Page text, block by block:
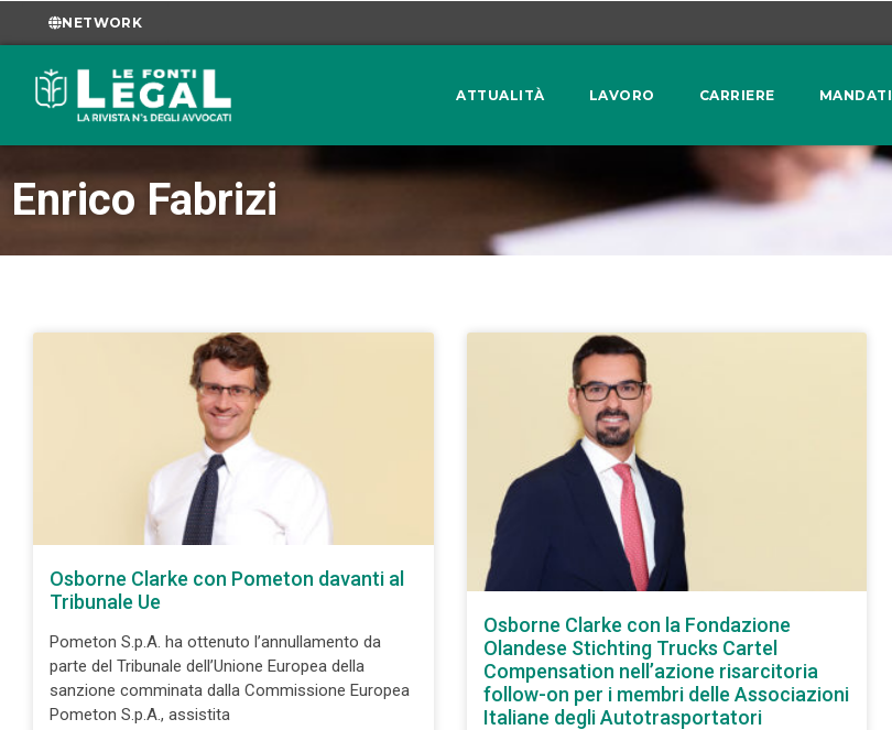
NETWORK
ATTUALITÀ LAVORO CARRIERE MANDATI
Enrico Fabrizi
Osborne Clarke con Pometon davanti al
Tribunale Ue
Pometon S.p.A. ha ottenuto l’annullamento da
parte del Tribunale dell’Unione Europea della
sanzione comminata dalla Commissione Europea
Pometon S.p.A., assistita
Osborne Clarke con la Fondazione
Olandese Stichting Trucks Cartel
Compensation nell’azione risarcitoria
follow-on per i membri delle Associazioni
Italiane degli Autotrasportatori